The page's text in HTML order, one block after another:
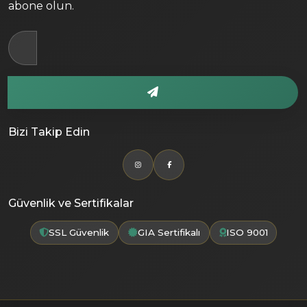
abone olun.
Bizi Takip Edin
Güvenlik ve Sertifikalar
SSL Güvenlik GIA Sertifikalı ISO 9001